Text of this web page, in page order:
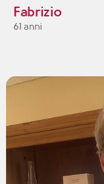
Fabrizio
61 anni